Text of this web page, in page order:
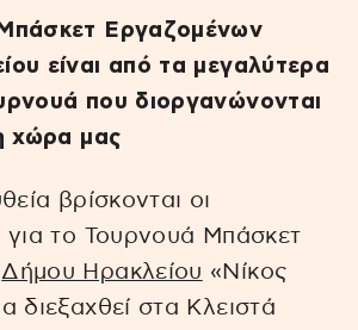
Εργαζομένων
είναι από τα μεγαλύτερα
που διοργανώνονται
χώρα μας
βρίσκονται οι
για το Τουρνουά Μπάσκετ
Δήμου Ηρακλείου «Νίκος
διεξαχθεί στα Κλειστά